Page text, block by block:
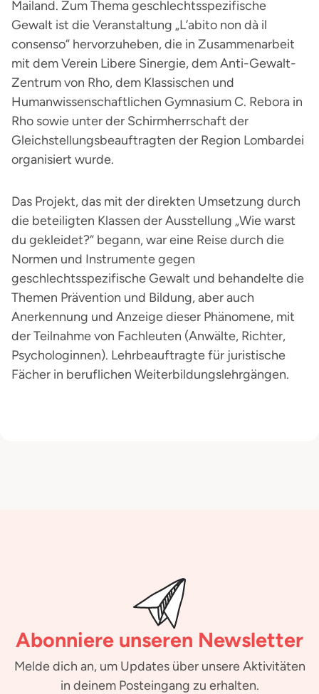
Mailand. Zum Thema geschlechtsspezifische
Gewalt ist die Veranstaltung „L’abito non dà il
consenso“ hervorzuheben, die in Zusammenarbeit
mit dem Verein Libere Sinergie, dem Anti-Gewalt-
Zentrum von Rho, dem Klassischen und
Humanwissenschaftlichen Gymnasium C. Rebora in
Rho sowie unter der Schirmherrschaft der
Gleichstellungsbeauftragten der Region Lombardei
organisiert wurde.
Das Projekt, das mit der direkten Umsetzung durch
die beteiligten Klassen der Ausstellung „Wie warst
du gekleidet?“ begann, war eine Reise durch die
Normen und Instrumente gegen
geschlechtsspezifische Gewalt und behandelte die
Themen Prävention und Bildung, aber auch
Anerkennung und Anzeige dieser Phänomene, mit
der Teilnahme von Fachleuten (Anwälte, Richter,
Psychologinnen). Lehrbeauftragte für juristische
Fächer in beruflichen Weiterbildungslehrgängen.
Abonniere unseren Newsletter
Melde dich an, um Updates über unsere Aktivitäten
in deinem Posteingang zu erhalten.